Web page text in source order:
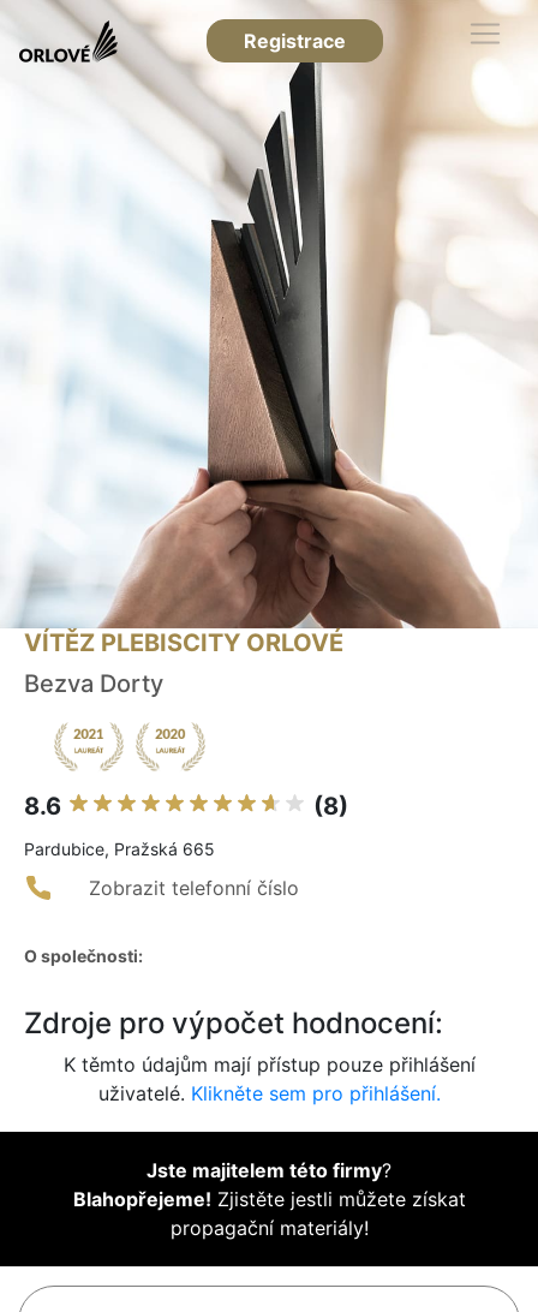
Registrace
VÍTĚZ PLEBISCITY ORLOVÉ
Bezva Dorty
8.6 (8)
Pardubice, Pražská 665
Zobrazit telefonní číslo
O společnosti:
Zdroje pro výpočet hodnocení:
K těmto údajům mají přístup pouze přihlášení
uživatelé. Klikněte sem pro přihlášení.
Jste majitelem této firmy?
Blahopřejeme! Zjistěte jestli můžete získat
propagační materiály!